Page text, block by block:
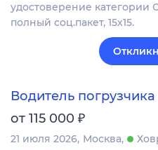
удостоверение
полный соц.пакет, 15х15.
Водитель погрузчика
от 115 000 ₽
21 июля 2026 Москва